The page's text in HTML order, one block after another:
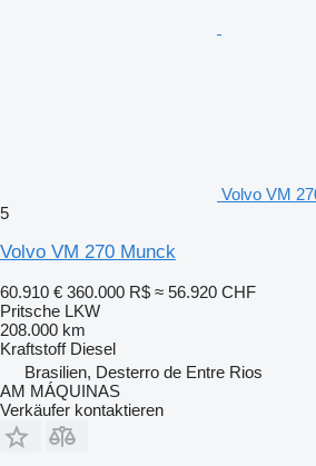
Volvo VM
5
Volvo VM 270 Munck
60.910 € 360.000 R$ ≈ 56.920 CHF
Pritsche LKW
208.000 km
Kraftstoff Diesel
Brasilien, Desterro de Entre Rios
AM MÁQUINAS
Verkäufer kontaktieren